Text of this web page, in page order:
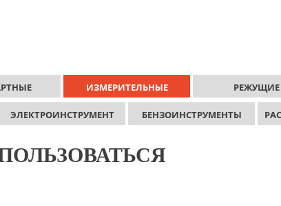
ИЗМЕРИТЕЛЬНЫЕ РЕЖУЩИЕ
ЭЛЕКТРОИНСТРУМЕНТ БЕНЗОИНСТРУМЕНТЫ